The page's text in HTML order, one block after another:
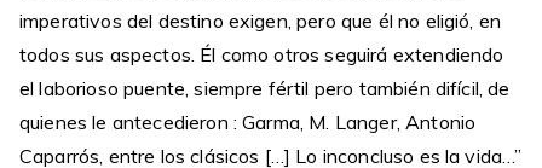
imperativos del destino exigen, pero que él no eligió, en
todos sus aspectos. Él como otros seguirá extendiendo
el laborioso puente, siempre fértil pero también difícil, de
quienes le antecedieron : Garma, M. Langer, Antonio
Caparrós, entre los clásicos […] Lo inconcluso es la vida…”